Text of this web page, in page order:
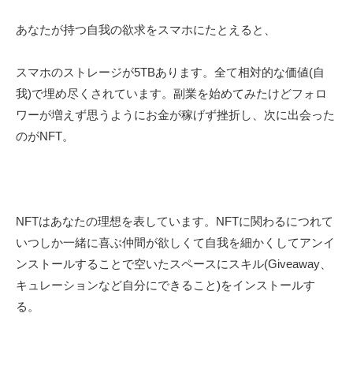
あなたが持つ自我の欲求をスマホにたとえると、
スマホのストレージが5TBあります。全て相対的な価値(自
我)で埋め尽くされています。 副業を始めてみたけどフォロ
ワーが増えず思うようにお金が稼げず挫折し、次に出会った
のがNFT。
NFTはあなたの理想を表しています。NFTに関わるにつれて
いつしか一緒に喜ぶ仲間が欲しくて自我を細かくしてアンイ
ンストールすることで空いたスペースにスキル(Giveaway
キュレーションなど自分にできること)をインストールす
る。